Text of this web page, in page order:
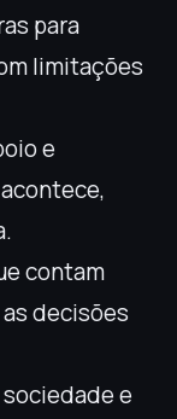
para
limitações
e
contam
decisões
e